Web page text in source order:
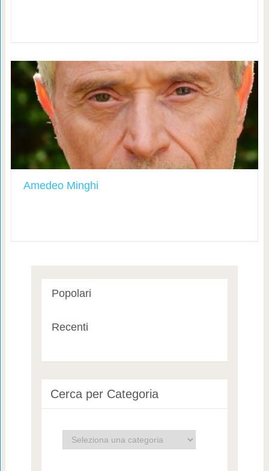
Amedeo Minghi
Popolari
Recenti
Cerca per Categoria
Cerca
per